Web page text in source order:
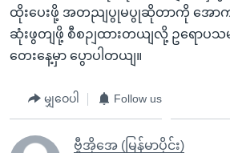
ထိုးပေးဖို့ အတညျပွုမပွုဆိုတာကို အောက
ဆုံးဖွတျဖို့ စီစဉျထားတယျလို့ ဥရောပ
တေးနေ့မှာ ပွောပါတယျ။
မျှဝေပါ Follow us
ဗွီအိုအေ (မြန်မာပိုင်း)